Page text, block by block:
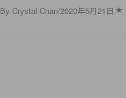
By Crystal Chan/2020年5月21日